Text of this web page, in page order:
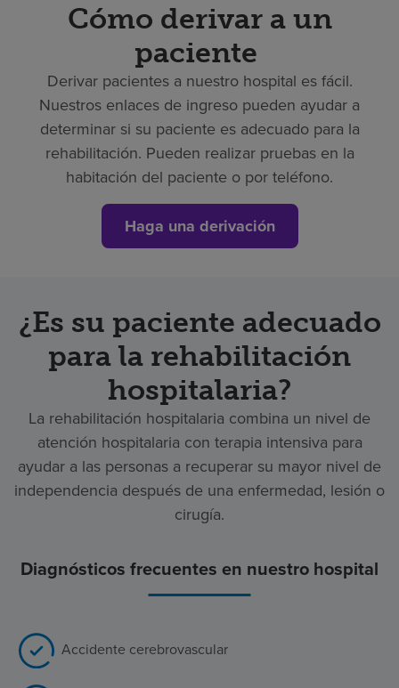
Cómo derivar a un
paciente
Derivar pacientes a nuestro hospital es fácil.
Nuestros enlaces de ingreso pueden ayudar a
determinar si su paciente es adecuado para la
rehabilitación. Pueden realizar pruebas en la
habitación del paciente o por teléfono.
Haga una derivación
¿Es su paciente adecuado
para la rehabilitación
hospitalaria?
La rehabilitación hospitalaria combina un nivel de
atención hospitalaria con terapia intensiva para
ayudar a las personas a recuperar su mayor nivel de
independencia después de una enfermedad, lesión o
cirugía.
Diagnósticos frecuentes en nuestro hospital
Accidente cerebrovascular